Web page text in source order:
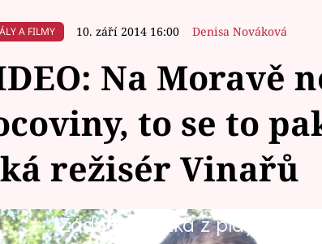
A FILMY 10. září 2014 16:00 Denisa Nováková
Na Moravě
to se to
režisér Vinařů
Žádná položka z playlistu
se točí seriál na jižní Moravě, ještě k tomu